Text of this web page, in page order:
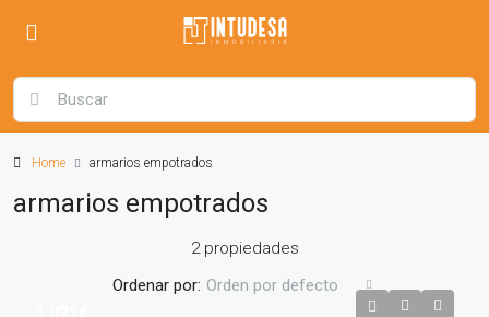
Home armarios empotrados
armarios empotrados
2 propiedades
Ordenar por: Orden por defecto